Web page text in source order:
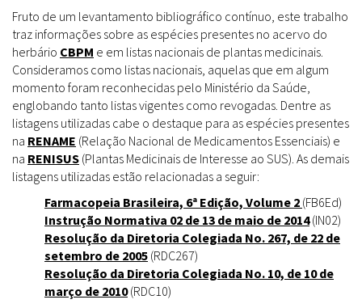
Fruto de um levantamento bibliográfico contínuo, este trabalho
traz informações sobre as espécies presentes no acervo do
herbário CBPM e em listas nacionais de plantas medicinais.
Consideramos como listas nacionais, aquelas que em algum
momento foram reconhecidas pelo Ministério da Saúde,
englobando tanto listas vigentes como revogadas. Dentre as
listagens utilizadas cabe o destaque para as espécies presentes
na RENAME (Relação Nacional de Medicamentos Essenciais) e
na RENISUS (Plantas Medicinais de Interesse ao SUS). As demais
listagens utilizadas estão relacionadas a seguir:
Farmacopeia Brasileira, 6ª Edição, Volume 2 (FB6Ed)
Instrução Normativa 02 de 13 de maio de 2014(IN02)
Resolução da Diretoria Colegiada No. 267, de 22 de
setembro de 2005 (RDC267)
Resolução da Diretoria Colegiada No. 10, de 10 de
março de 2010(RDC10)